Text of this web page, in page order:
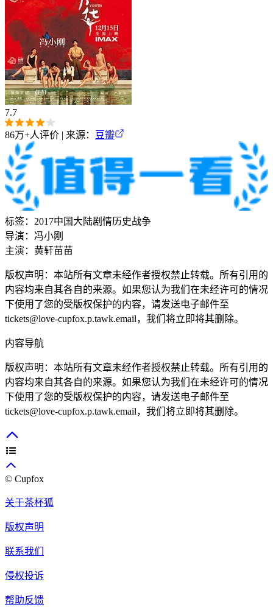
7.7
86万+人评价 | 来源： 豆瓣
标签： 2017中国大陆剧情历史战争
导演： 冯小刚
主演： 黄轩苗苗
版权声明：本站所有文章未经作者授权禁止转载。所有引用的
内容均来自其各自的来源。如果您认为我们在未经许可的情况
下使用了您的受版权保护的内容，请发送电子邮件至
tickets@love-cupfox.p.tawk.email，我们将立即将其删除。
内容导航
版权声明：本站所有文章未经作者授权禁止转载。所有引用的
内容均来自其各自的来源。如果您认为我们在未经许可的情况
下使用了您的受版权保护的内容，请发送电子邮件至
tickets@love-cupfox.p.tawk.email，我们将立即将其删除。
© Cupfox
关于茶杯狐
版权声明
联系我们
侵权投诉
帮助反馈